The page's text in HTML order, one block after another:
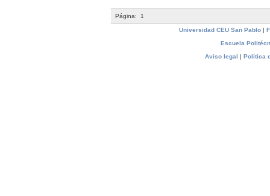
Página: 1
Universidad CEU San Pablo|
Escuela
Aviso legal | Política